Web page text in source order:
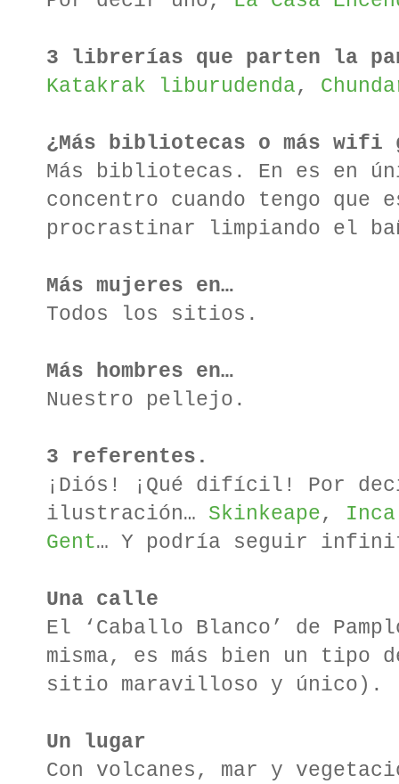
3 librerías que parten la
Katakrak liburudenda,
¿Más bibliotecas o más wifi
Más bibliotecas. En es en
concentro cuando tengo que
procrastinar limpiando el
Más mujeres en…
Todos los sitios.
Más hombres en…
Nuestro pellejo.
3 referentes.
¡Diós! ¡Qué difícil! Por
ilustración… Skinkeape,
Gent… Y podría seguir
Una calle
El ‘Caballo Blanco’ de
misma, es más bien un tipo
sitio maravilloso y único).
Un lugar
Con volcanes, mar y